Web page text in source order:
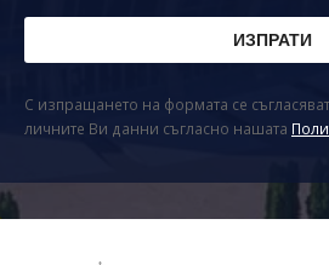
С изпращането на формата се
личните Ви данни съгласно нашата